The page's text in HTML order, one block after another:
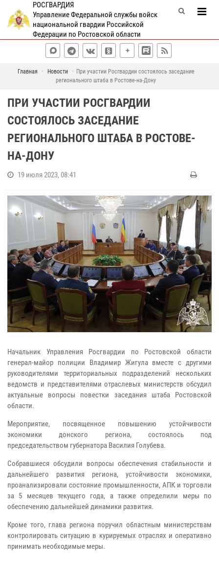
РОСГВАРДИЯ
Управление Федеральной службы войск
национальной гвардии Российской
Федерации по Ростовской области
Главная Новости
При участии Росгвардии состоялось заседание
регионального штаба в Ростове-на-Дону
ПРИ УЧАСТИИ РОСГВАРДИИ
СОСТОЯЛОСЬ ЗАСЕДАНИЕ
РЕГИОНАЛЬНОГО ШТАБА В РОСТОВЕ-
НА-ДОНУ
19 июля 2023, 08:41
Начальник Управления Росгвардии по Ростовской области
генерал-майор полиции Владимир Жигула вместе с другими
руководителями территориальных подразделений нескольких
ведомств и представителями отраслевых министерств обсудил
актуальные вопросы повестки заседания штаба Ростовской
области.
Мероприятие, посвященное повышению устойчивости
экономики донского региона, состоялось под
председательством губернатора Василия Голубева.
Собравшиеся обсудили вопросы обеспечения стабильности и
дальнейшего развития региона, устойчивости экономики,
проанализировали состояние промышленности, АПК и торговли
за 5 месяцев текущего года, а также определили меры по
обеспечению дальнейшей динамики развития.
Кроме того, глава региона поручил областным министерствам
контролировать ситуацию в курируемых отраслях и оперативно
принимать необходимые меры.